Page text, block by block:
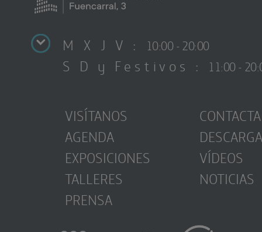
M X J V : 10:00 - 20:00
S D y Festivos : 11:00 -
VISÍTANOS
AGENDA
EXPOSICIONES
TALLERES
PRENSA
CONTACTA
VÍDEOS
NOTICIAS